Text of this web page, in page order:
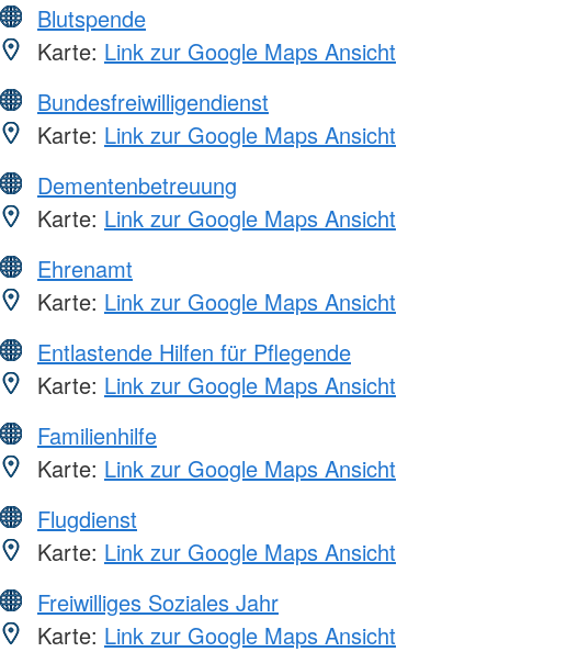
Blutspende
Karte: Link zur Google Maps Ansicht
Bundesfreiwilligendienst
Karte: Link zur Google Maps Ansicht
Dementenbetreuung
Karte: Link zur Google Maps Ansicht
Ehrenamt
Karte: Link zur Google Maps Ansicht
Entlastende Hilfen für Pflegende
Karte: Link zur Google Maps Ansicht
Familienhilfe
Karte: Link zur Google Maps Ansicht
Flugdienst
Karte: Link zur Google Maps Ansicht
Freiwilliges Soziales Jahr
Karte: Link zur Google Maps Ansicht